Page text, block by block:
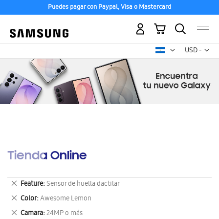
Puedes pagar con Paypal, Visa o Mastercard
USD -
dólar
Mi carrito
Tienda Online
Feature Sensor de huella dactilar
Eliminar
este
artículo
Color Awesome Lemon
Eliminar
este
Camara 24MP o más
Eliminar